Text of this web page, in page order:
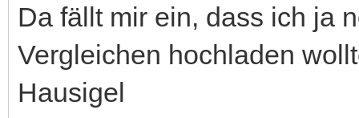
Da fällt mir ein, dass ich ja
Vergleichen hochladen
Hausigel